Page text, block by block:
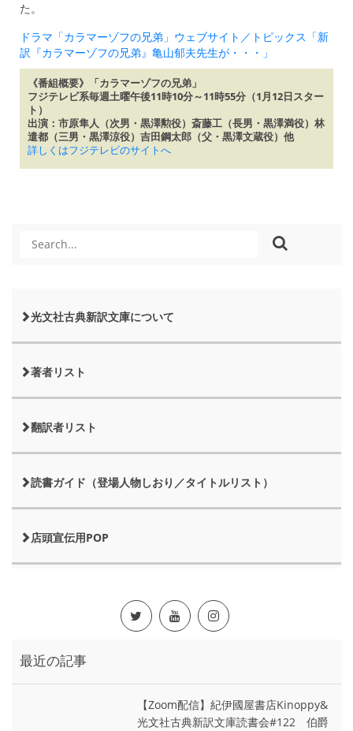
た。
ドラマ「カラマーゾフの兄弟」ウェブサイト／トピックス「新
訳『カラマーゾフの兄弟』亀山郁夫先生が・・・」
《番組概要》「カラマーゾフの兄弟」
フジテレビ系毎週土曜午後11時10分～11時55分（1月12日スター
ト）
出演：市原隼人（次男・黒澤勲役）斎藤工（長男・黒澤満役）林
遣都（三男・黒澤涼役）吉田鋼太郎（父・黒澤文蔵役）他
詳しくはフジテレビのサイトへ
光文社古典新訳文庫について
著者リスト
翻訳者リスト
読書ガイド（登場人物しおり／タイトルリスト）
店頭宣伝用POP
最近の記事
【Zoom配信】紀伊國屋書店Kinoppy&
光文社古典新訳文庫読書会#122 伯爵